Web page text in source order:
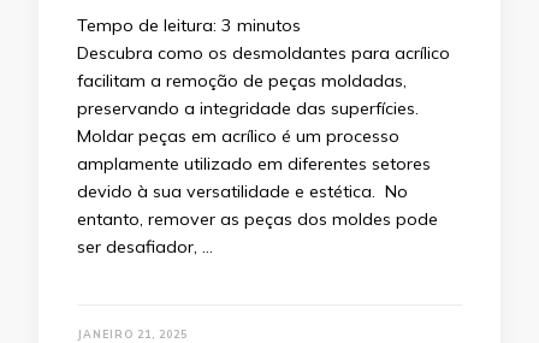
Tempo de leitura: 3 minutos
Descubra como os desmoldantes para acrílico
facilitam a remoção de peças moldadas,
preservando a integridade das superfícies.
Moldar peças em acrílico é um processo
amplamente utilizado em diferentes setores
devido à sua versatilidade e estética. No
entanto, remover as peças dos moldes pode
ser desafiador, …
JANEIRO 21, 2025